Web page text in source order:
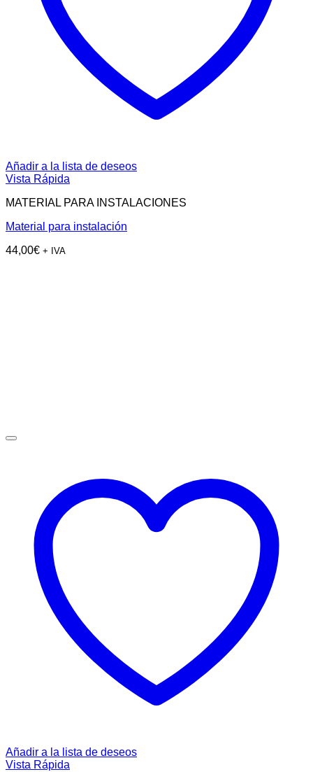
Añadir a la lista de deseos
Vista Rápida
MATERIAL PARA INSTALACIONES
Material para instalación
44,00€ + IVA
Añadir a la lista de deseos
Vista Rápida